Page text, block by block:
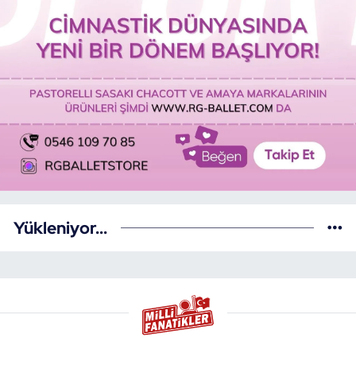
Yükleniyor...